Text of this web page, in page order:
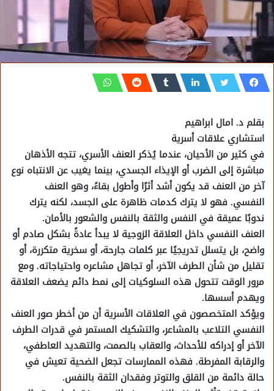
بقلم د. امال ابراهيم
استشاري علاقات أسرية
في كثير من الأحيان، عندما يُذكر العنف الأسري، تتجه الأذهان
مباشرة إلى الضرب أو الإيذاء الجسدي، بينما يغيب عن الانتباه نوع
آخر من العنف قد يكون أشد أثرًا وأطول بقاءً، وهو العنف
النفسي. فهو لا يترك كدمات ظاهرة على الجسد، لكنه يترك
ندوبًا عميقة في النفس والثقة بالنفس والشعور بالأمان.
العنف النفسي داخل العلاقة الزوجية لا يبدأ عادةً بشكل صادم أو
واضح، بل يتسلل تدريجيًا عبر كلمات جارحة، أو سخرية متكررة، أو
تقليل من شأن الطرف الآخر، أو تجاهل مشاعره واحتياجاته. ومع
مرور الوقت تتحول هذه السلوكيات إلى نمط دائم يضعف العلاقة
ويهدم أسسها.
ويؤكد المتخصصون في العلاقات الأسرية أن من أخطر صور العنف
النفسي التلاعب بالمشاعر، والتشكيك المستمر في قدرات الطرف
الآخر أو إدراكه للأحداث، والعقاب بالصمت، والتهديد العاطفي،
والرقابة المفرطة. فهذه الممارسات تجعل الضحية تعيش في
حالة دائمة من القلق والتوتر وفقدان الثقة بالنفس.